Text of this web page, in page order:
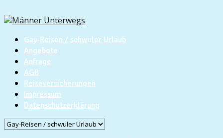
Gay-Reisen / schwuler Urlaub
Angebote
Anfrage
AGB
Reiseversicherungen
Impressum
Datenschutzerklärung